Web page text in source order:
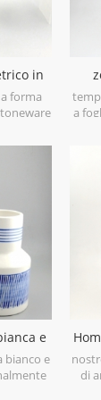
in
di 3
forma
hand-
your
a
e
vaso
bianco e
di